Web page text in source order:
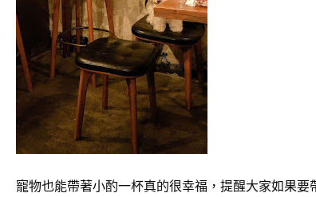
寵物也能帶著小酌一杯真的很幸福，提醒大家如果